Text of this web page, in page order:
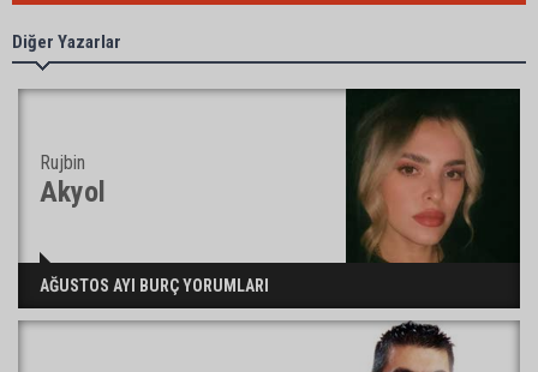
Diğer Yazarlar
Rujbin
Akyol
AĞUSTOS AYI BURÇ YORUMLARI